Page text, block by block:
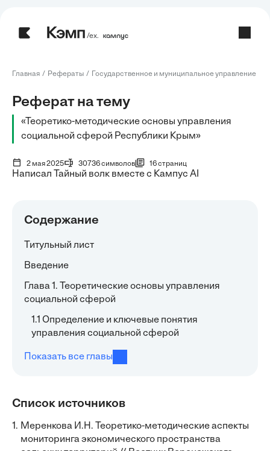
/ех.
Главная Рефераты Государственное и муниципальное управление
Реферат на тему
«Теоретико-методические основы управления
социальной сферой Республики Крым»
2 мая 2025 30736 символов 16 страниц
Написал Тайный волк вместе с Кампус AI
Содержание
Титульный лист
Введение
Глава 1. Теоретические основы управления
социальной сферой
1.1 Определение и ключевые понятия
управления социальной сферой
Показать все главы
Список источников
1. Меренкова И.Н. Теоретико-методические аспекты
мониторинга экономического пространства